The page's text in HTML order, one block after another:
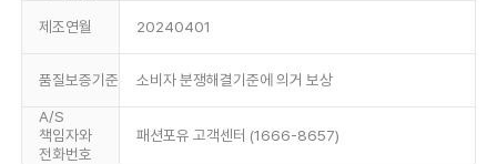
제조연월 20240401
품질보증기준 소비자 분쟁해결기준에 의거 보상
A/S
책임자와
전화번호
패션포유 고객센터 (1666-8657)